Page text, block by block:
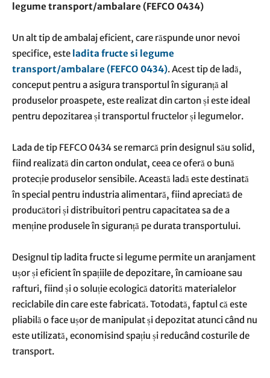
legume transport/ambalare (FEFCO 0434)
Un alt tip de ambalaj eficient, care răspunde unor nevoi
specifice, este ladita fructe si legume
transport/ambalare (FEFCO 0434). Acest tip de ladă,
conceput pentru a asigura transportul în siguranță al
produselor proaspete, este realizat din carton și este ideal
pentru depozitarea și transportul fructelor și legumelor.
Lada de tip FEFCO 0434 se remarcă prin designul său solid,
fiind realizată din carton ondulat, ceea ce oferă o bună
protecție produselor sensibile. Această ladă este destinată
în special pentru industria alimentară, fiind apreciată de
producători și distribuitori pentru capacitatea sa de a
menține produsele în siguranță pe durata transportului.
Designul tip ladita fructe si legume permite un aranjament
ușor și eficient în spațiile de depozitare, în camioane sau
rafturi, fiind și o soluție ecologică datorită materialelor
reciclabile din care este fabricată. Totodată, faptul că este
pliabilă o face ușor de manipulat și depozitat atunci când nu
este utilizată, economisind spațiu și reducând costurile de
transport.